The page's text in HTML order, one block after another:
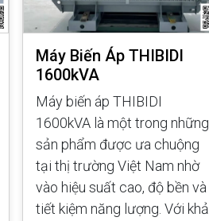
Máy Biến Áp THIBIDI
1600kVA
Máy biến áp THIBIDI
1600kVA là một trong những
sản phẩm được ưa chuộng
tại thị trường Việt Nam nhờ
vào hiệu suất cao, độ bền và
tiết kiệm năng lượng. Với khả